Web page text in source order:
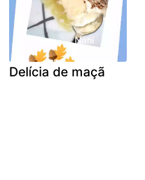
Delícia de maçã